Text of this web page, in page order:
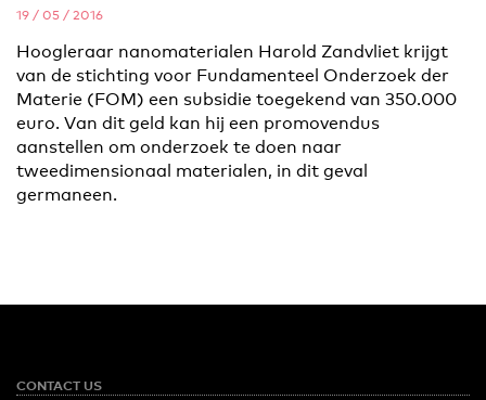
19 / 05 / 2016
Hoogleraar nanomaterialen Harold Zandvliet krijgt
van de stichting voor Fundamenteel Onderzoek der
Materie (FOM) een subsidie toegekend van 350.000
euro. Van dit geld kan hij een promovendus
aanstellen om onderzoek te doen naar
tweedimensionaal materialen, in dit geval
germaneen.
CONTACT US